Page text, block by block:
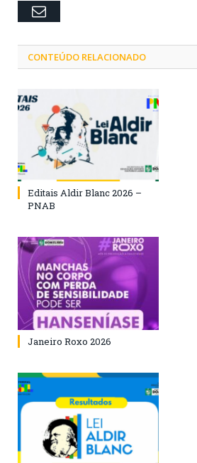
Email
CONTEÚDO RELACIONADO
Editais Aldir Blanc 2026 –
PNAB
Janeiro Roxo 2026